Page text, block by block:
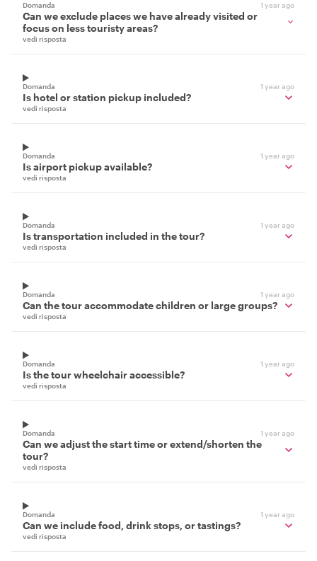
Domanda 1 year ago
Can we exclude places we have already visited or
focus on less touristy areas?
vedi risposta
Domanda 1 year ago
Is hotel or station pickup included?
vedi risposta
Domanda 1 year ago
Is airport pickup available?
vedi risposta
Domanda 1 year ago
Is transportation included in the tour?
vedi risposta
Domanda 1 year ago
Can the tour accommodate children or large groups?
vedi risposta
Domanda 1 year ago
Is the tour wheelchair accessible?
vedi risposta
Domanda 1 year ago
Can we adjust the start time or extend/shorten the
tour?
vedi risposta
Domanda 1 year ago
Can we include food, drink stops, or tastings?
vedi risposta